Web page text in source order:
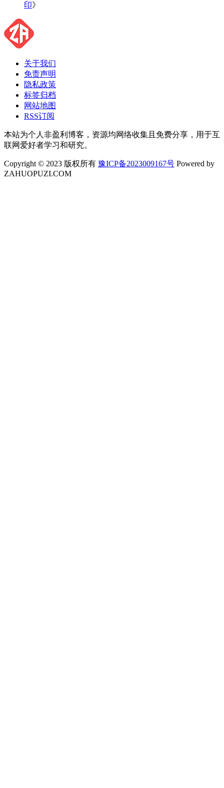
印》
关于我们
免责声明
隐私政策
标签归档
网站地图
RSS订阅
本站为个人非盈利博客，资源均网络收集且免费分享，用于互
联网爱好者学习和研究。
Copyright © 2023 版权所有 豫ICP备2023009167号 Powered by
ZAHUOPUZI.COM